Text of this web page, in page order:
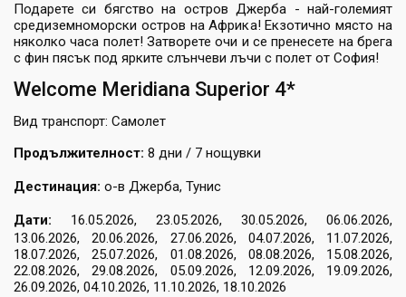
Подарете си бягство на остров Джерба - най-големият
средиземноморски остров на Африка! Екзотично място на
няколко часа полет! Затворете очи и се пренесете на брега
с фин пясък под ярките слънчеви лъчи с полет от София!
Welcome Meridiana Superior 4*
Вид транспорт: Самолет
Продължителност: 8 дни / 7 нощувки
Дестинация: о-в Джерба, Тунис
Дати: 16.05.2026, 23.05.2026, 30.05.2026, 06.06.2026,
13.06.2026, 20.06.2026, 27.06.2026, 04.07.2026, 11.07.2026,
18.07.2026, 25.07.2026, 01.08.2026, 08.08.2026, 15.08.2026,
22.08.2026, 29.08.2026, 05.09.2026, 12.09.2026, 19.09.2026,
26.09.2026, 04.10.2026, 11.10.2026, 18.10.2026